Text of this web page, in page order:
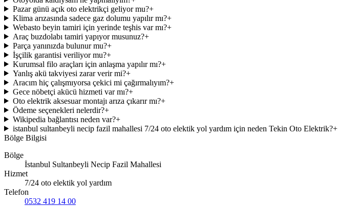
Pazar günü açık oto elektrikçi geliyor mu?+
Klima arızasında sadece gaz dolumu yapılır mı?+
Webasto beyin tamiri için yerinde teşhis var mı?+
Araç buzdolabı tamiri yapıyor musunuz?+
Parça yanınızda bulunur mu?+
İşçilik garantisi veriliyor mu?+
Kurumsal filo araçları için anlaşma yapılır mı?+
Yanlış akü takviyesi zarar verir mi?+
Aracım hiç çalışmıyorsa çekici mi çağırmalıyım?+
Gece nöbetçi akücü hizmeti var mı?+
Oto elektrik aksesuar montajı arıza çıkarır mı?+
Ödeme seçenekleri nelerdir?+
Wikipedia bağlantısı neden var?+
istanbul sultanbeyli necip fazil mahallesi 7/24 oto elektik yol yardım için neden Tekin Oto Elektrik?+
Bölge Bilgisi
Bölge
İstanbul Sultanbeyli Necip Fazil Mahallesi
Hizmet
7/24 oto elektik yol yardım
Telefon
0532 419 14 00